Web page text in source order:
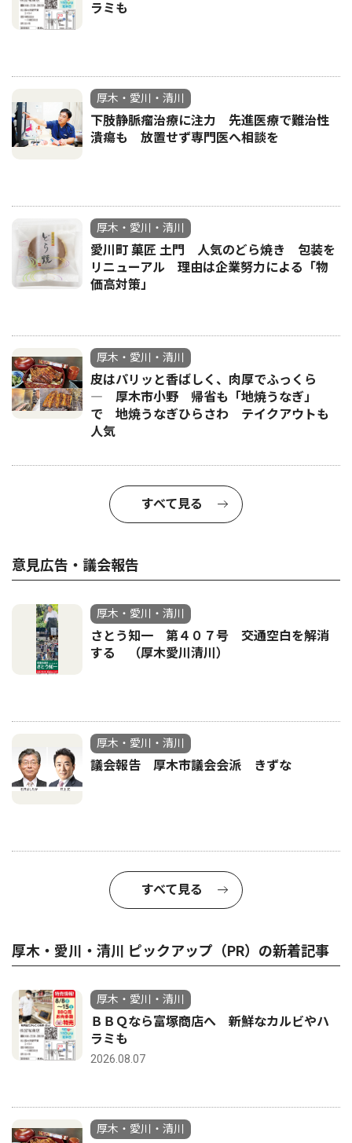
ラミも
厚木・愛川・清川
下肢静脈瘤治療に注力 先進医療で難治性
潰瘍も 放置せず専門医へ相談を
厚木・愛川・清川
愛川町 菓匠 土門 人気のどら焼き 包装を
リニューアル 理由は企業努力による「物
価高対策」
厚木・愛川・清川
皮はパリッと香ばしく、肉厚でふっくら
― 厚木市小野 帰省も「地焼うなぎ」
で 地焼うなぎひらさわ テイクアウトも
人気
すべて見る
意見広告・議会報告
厚木・愛川・清川
さとう知一 第４０７号 交通空白を解消
する （厚木愛川清川）
厚木・愛川・清川
議会報告 厚木市議会会派 きずな
すべて見る
厚木・愛川・清川 ピックアップ（PR）の新着記事
厚木・愛川・清川
ＢＢＱなら富塚商店へ 新鮮なカルビやハ
ラミも
2026.08.07
厚木・愛川・清川